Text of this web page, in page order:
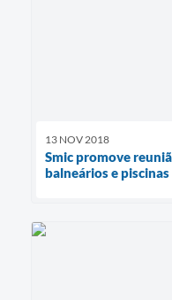
13 NOV 2018
Smic promove
balneários e